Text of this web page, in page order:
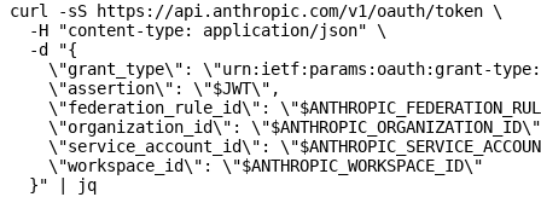
curl -sS https://api.anthropic.com/v1/oauth/token \
  -H
"content-type: application/json" \
  -d
"{
    \"
grant_type\" : \"urn:ietf:params:oauth:grant-
    \"
assertion\" : \"$JWT\" ,
    \"
federation_rule_id\" : \"
    \"
organization_id\" : \"$ANTHROPIC_ORGANIZATION_ID\"
    \"
service_account_id\" : \"
    \"
workspace_id\" : \"$ANTHROPIC_WORKSPACE_ID\"
  }"
jq